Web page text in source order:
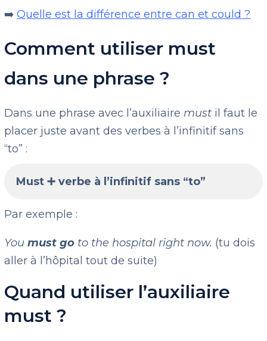
➡️Quelle est la différence entre can et could ?
Comment utiliser must
dans une phrase ?
Dans une phrase avec l’auxiliaire must il faut le
placer juste avant des verbes à l’infinitif sans
“to” :
Must ➕ verbe à l’infinitif sans “to”
Par exemple :
Youmust go to the hospital right now. (tu dois
aller à l’hôpital tout de suite)
Quand utiliser l’auxiliaire
must ?